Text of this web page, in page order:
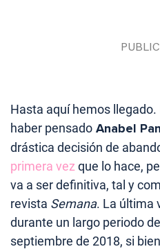
Hasta aquí hemos llegado.
haber pensado Anabel
drástica decisión de
primera vez que lo hace,
va a ser definitiva, tal y
revista Semana. La última
durante un largo periodo
septiembre de 2018, si